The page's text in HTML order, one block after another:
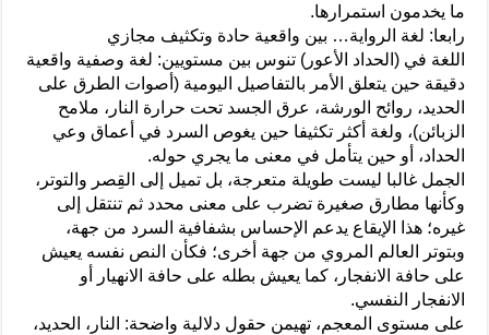
ما يخدمون استمرارها.
رابعا: لغة الرواية… بين واقعية حادة وتكثيف مجازي
اللغة في (الحداد الأعور) تنوس بين مستويين: لغة وصفية واقعية
دقيقة حين يتعلق الأمر بالتفاصيل اليومية (أصوات الطرق على
الحديد، روائح الورشة، عرق الجسد تحت حرارة النار، ملامح
الزبائن)، ولغة أكثر تكثيفا حين يغوص السرد في أعماق وعي
الحداد، أو حين يتأمل في معنى ما يجري حوله.
الجمل غالبا ليست طويلة متعرجة، بل تميل إلى القِصر والتوتر،
وكأنها مطارق صغيرة تضرب على معنى محدد ثم تنتقل إلى
غيره؛ هذا الإيقاع يدعم الإحساس بشفافية السرد من جهة،
وبتوتر العالم المروي من جهة أخرى؛ فكأن النص نفسه يعيش
على حافة الانفجار، كما يعيش بطله على حافة الانهيار أو
الانفجار النفسي.
على مستوى المعجم، تهيمن حقول دلالية واضحة: النار، الحديد،